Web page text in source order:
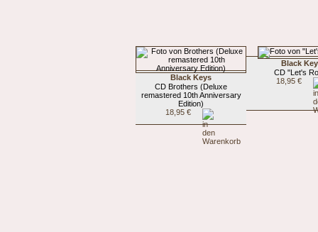
Black Keys
CD Brothers (Deluxe
remastered 10th Anniversary
Edition)
18,95 €
Black
CD "Let's
18,95 €